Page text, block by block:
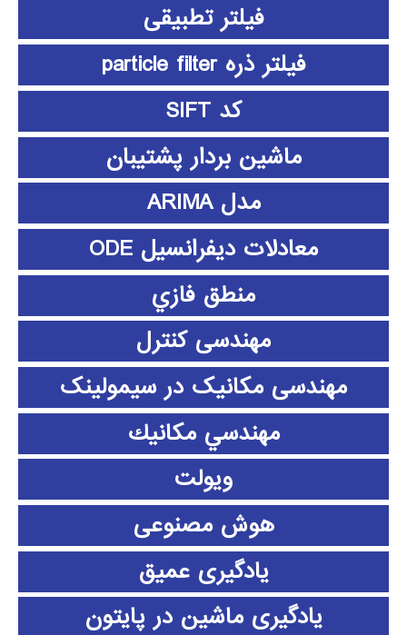
فیلتر تطبیقی
فیلتر ذره particle filter
کد SIFT
ماشین بردار پشتیبان
مدل ARIMA
معادلات دیفرانسیل ODE
منطق فازي
مهندسی کنترل
مهندسی مکانیک در سیمولینک
مهندسي مكانيك
ویولت
هوش مصنوعی
یادگیری عمیق
یادگیری ماشین در پایتون